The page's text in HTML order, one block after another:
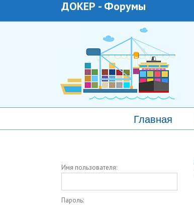
ДОКЕР - Форумы
Главная
Имя пользователя:
Пароль: